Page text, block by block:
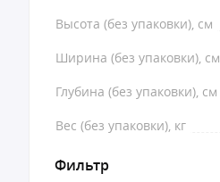
Высота (без упаковки), см
Ширина (без упаковки), см
Глубина (без упаковки), см
Вес (без упаковки), кг
Фильтр